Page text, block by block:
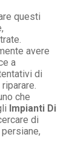
questi
avere
a
di
che
Impianti Di
di